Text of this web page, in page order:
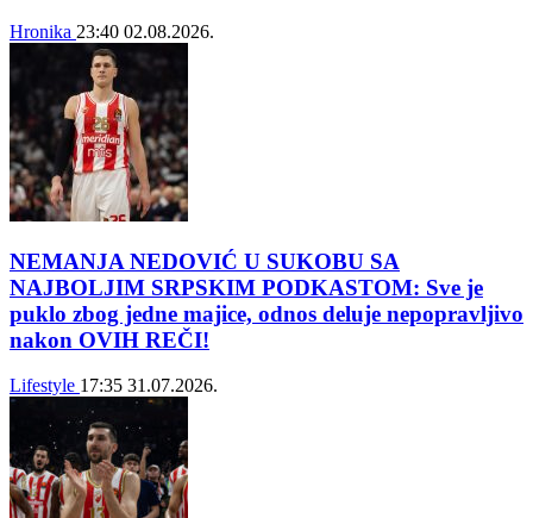
Hronika 23:40 02.08.2026.
NEMANJA NEDOVIĆ U SUKOBU SA
NAJBOLJIM SRPSKIM PODKASTOM: Sve je
puklo zbog jedne majice, odnos deluje nepopravljivo
nakon OVIH REČI!
Lifestyle 17:35 31.07.2026.